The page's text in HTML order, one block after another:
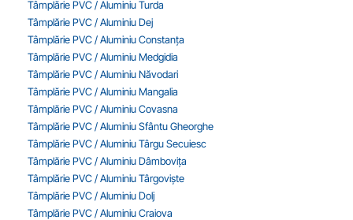
Tâmplărie PVC / Aluminiu Turda
Tâmplărie PVC / Aluminiu Dej
Tâmplărie PVC / Aluminiu Constanța
Tâmplărie PVC / Aluminiu Medgidia
Tâmplărie PVC / Aluminiu Năvodari
Tâmplărie PVC / Aluminiu Mangalia
Tâmplărie PVC / Aluminiu Covasna
Tâmplărie PVC / Aluminiu Sfântu Gheorghe
Tâmplărie PVC / Aluminiu Târgu Secuiesc
Tâmplărie PVC / Aluminiu Dâmbovița
Tâmplărie PVC / Aluminiu Târgoviște
Tâmplărie PVC / Aluminiu Dolj
Tâmplărie PVC / Aluminiu Craiova